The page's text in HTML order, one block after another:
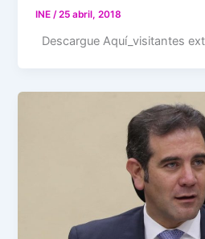
INE/25 abril, 2018
Descargue Aquí_visitantes